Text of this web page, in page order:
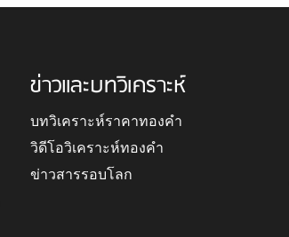
ข่าวและบทวิเคราะห์
บทวิเคราะห์ราคาทองคำ
วิดีโอวิเคราะห์ทองคำ
ข่าวสารรอบโลก